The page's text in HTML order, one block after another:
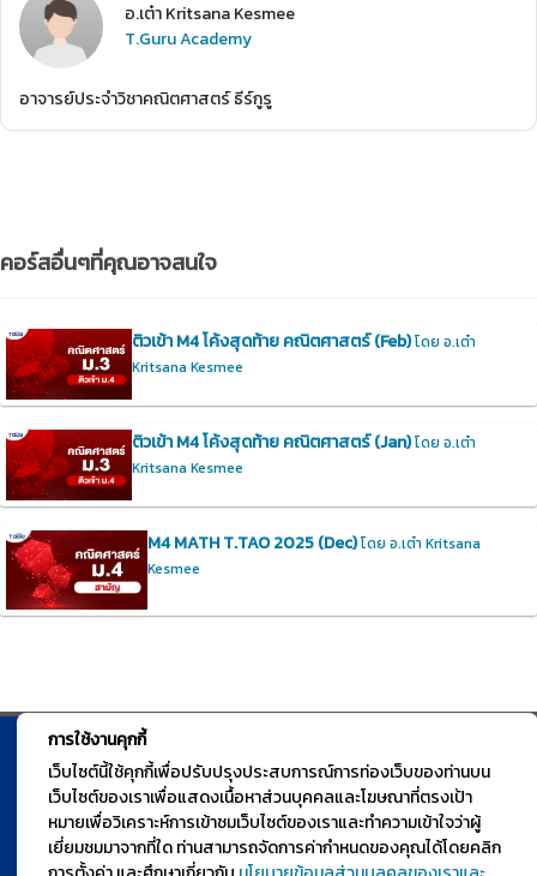
อ.เต๋า Kritsana Kesmee
T.Guru Academy
อาจารย์ประจำวิชาคณิตศาสตร์ ธีร์กูรู
คอร์สอื่นๆที่คุณอาจสนใจ
ติวเข้า M4 โค้งสุดท้าย คณิตศาสตร์ (Feb)โดย อ.เต๋า
Kritsana Kesmee
ติวเข้า M4 โค้งสุดท้าย คณิตศาสตร์ (Jan)โดย อ.เต๋า
Kritsana Kesmee
M4 MATH T.TAO 2025 (Dec)โดย อ.เต๋า Kritsana
Kesmee
การใช้งานคุกกี้
เว็บไซต์นี้ใช้คุกกี้เพื่อปรับปรุงประสบการณ์การท่องเว็บของท่านบน
เว็บไซต์ของเราเพื่อแสดงเนื้อหาส่วนบุคคลและโฆษณาที่ตรงเป้า
หมายเพื่อวิเคราะห์การเข้าชมเว็บไซต์ของเราและทำความเข้าใจว่าผู้
เยี่ยมชมมาจากที่ใด ท่านสามารถจัดการค่ากำหนดของคุณได้โดยคลิก
© TGURU.online 2026 All right reserved. v1.0 Powered by Course
Square